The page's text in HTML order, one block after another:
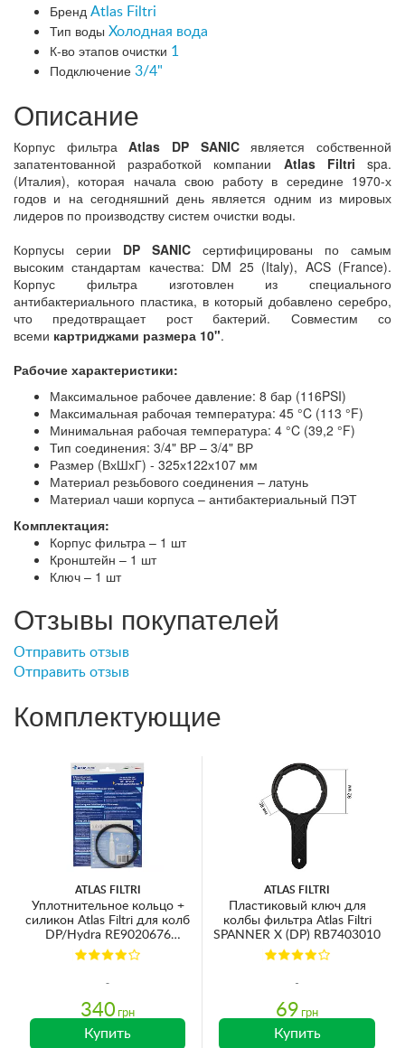
Бренд Atlas Filtri
Тип воды Холодная вода
К-во этапов очистки 1
Подключение 3/4"
Описание
Корпус фильтраAtlas DP SANICявляется собственной
запатентованной разработкой компании Atlas Filtri spa.
(Италия), которая начала свою работу в середине 1970-х
годов и на сегодняшний день является одним из мировых
лидеров по производству систем очистки воды.
Корпусы серии DP SANIC сертифицированы по самым
высоким стандартам качества: DM 25 (Italy), ACS (France).
Корпус фильтра изготовлен из специального
антибактериального пластика, в который добавлено серебро,
что предотвращает рост бактерий. Совместим со
всеми картриджами размера 10".
Рабочие характеристики:
Максимальное рабочее давление: 8 бар (116PSI)
Максимальная рабочая температура: 45 °C (113 °F)
Минимальная рабочая температура: 4 °C (39,2 °F)
Тип соединения: 3/4" ВР – 3/4" ВР
Размер (ВхШхГ) - 325х122х107 мм
Материал резьбового соединения – латунь
Материал чаши корпуса – антибактериальный ПЭТ
Комплектация:
Корпус фильтра – 1 шт
Кронштейн – 1 шт
Ключ – 1 шт
Отзывы покупателей
Отправить отзыв
Отправить отзыв
Комплектующие
ATLAS FILTRI
Уплотнительное кольцо +
силикон Atlas Filtri для колб
DP/Hydra RE9020676
Ø84х3.5мм
340 грн
Купить
ATLAS FILTRI
Пластиковый ключ для
колбы фильтра Atlas Filtri
SPANNER X (DP) RB7403010
69 грн
Купить